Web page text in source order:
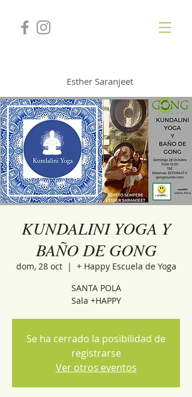
Esther Saranjeet
KUNDALINI YOGA Y
BAÑO DE GONG
dom, 28 oct
  |
+ Happy Escuela de Yoga
SANTA POLA
Sala +HAPPY
Se ha cerrado la posibilidad de
registrarse
Ver otros eventos